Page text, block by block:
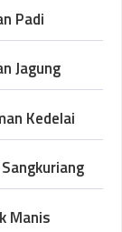
Padi
Jagung
Kedelai
Manis